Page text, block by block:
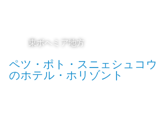
東ボヘミア地方
ペツ・ポト・スニェシュコウ
のホテル・ホリゾント